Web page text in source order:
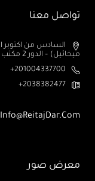
تواصل معنا
ميخائيل) – الدور 2 مكتب رتاج
201004337700+
2038382477+
Info@ReitajDar.com
معرض صور